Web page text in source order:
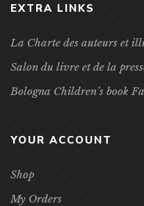
EXTRA LINKS
La Charte des auteurs et
Salon du livre et de la
Bologna Children’s book
YOUR ACCOUNT
Shop
My Orders